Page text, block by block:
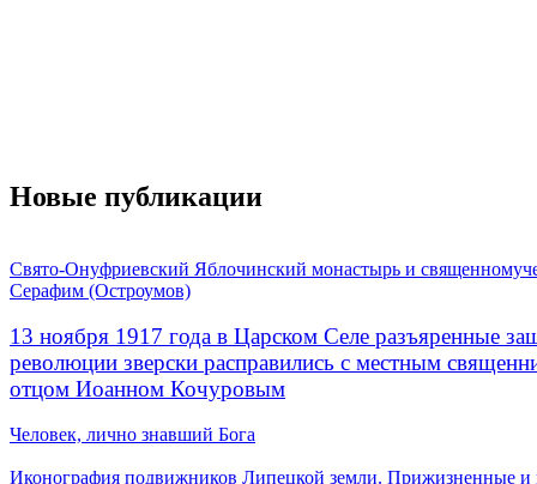
Новые публикации
Свято-Онуфриевский Яблочинский монастырь и
Серафим (Остроумов)
13 ноября 1917 года в Царском Селе разъяренные
революции зверски расправились с местным
отцом Иоанном Кочуровым
Человек, лично знавший Бога
Иконография подвижников Липецкой земли. Прижизненные и